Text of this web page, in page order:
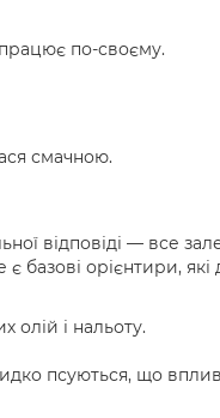
по-своєму.
смачною.
відповіді — все
є базові орієнтири,
олій і нальоту.
псуються, що